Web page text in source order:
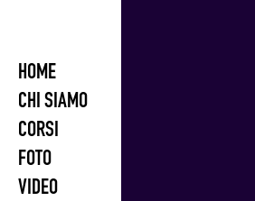
HOME
CHI SIAMO
CORSI
FOTO
VIDEO